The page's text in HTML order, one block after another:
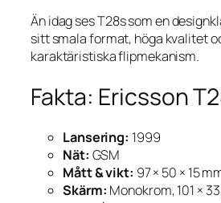
Än idag ses T28s som en
sitt smala format, höga kvalitet
karaktäristiska flipmekanism.
Fakta: Ericsson
Lansering: 1999
Nät: GSM
Mått & vikt: 97 × 50 × 15
Skärm: Monokrom, 101 ×